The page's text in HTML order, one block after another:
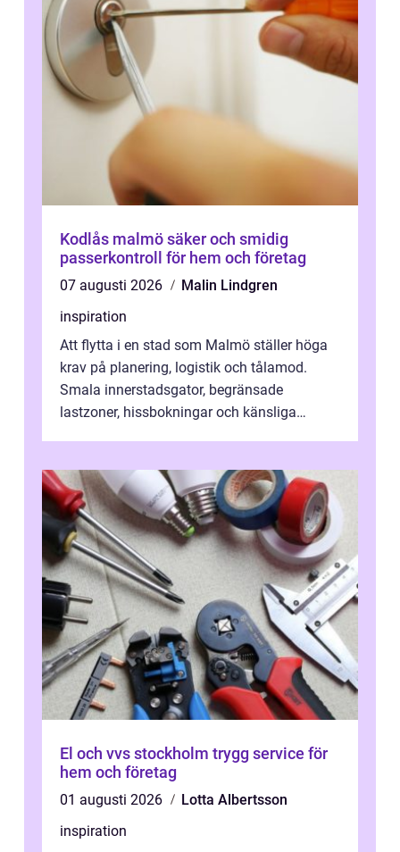
Kodlås malmö säker och smidig
passerkontroll för hem och företag
07 augusti 2026
Malin Lindgren
inspiration
Att flytta i en stad som Malmö ställer höga
krav på planering, logistik och tålamod.
Smala innerstadsgator, begränsade
lastzoner, hissbokningar och känsliga
El och vvs stockholm trygg service för
hem och företag
01 augusti 2026
Lotta Albertsson
inspiration